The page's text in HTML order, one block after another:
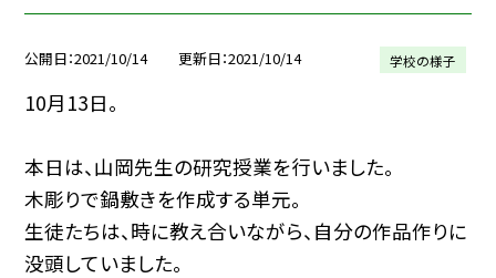
公開日 2021/10/14 更新日 2021/10/14 学校の様子
10月13日。
本日は、山岡先生の研究授業を行いました。
木彫りで鍋敷きを作成する単元。
生徒たちは、時に教え合いながら、自分の作品作りに
没頭していました。